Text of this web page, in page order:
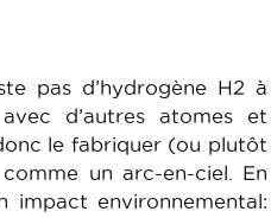
pas d’hydrogène H2 à
avec d’autres atomes et
le fabriquer (ou plutôt
un arc-en-ciel. En
impact environnemental: